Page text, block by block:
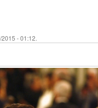
- 01:12.